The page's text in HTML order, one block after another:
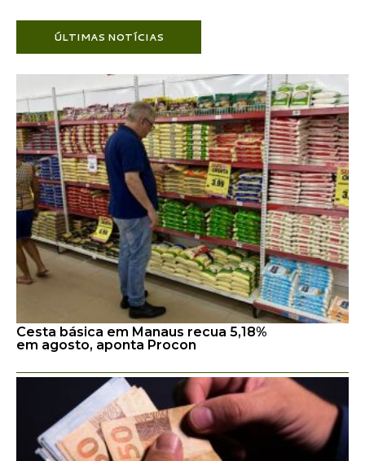
ÚLTIMAS NOTÍCIAS
Cesta básica em Manaus recua 5,18%
em agosto, aponta Procon